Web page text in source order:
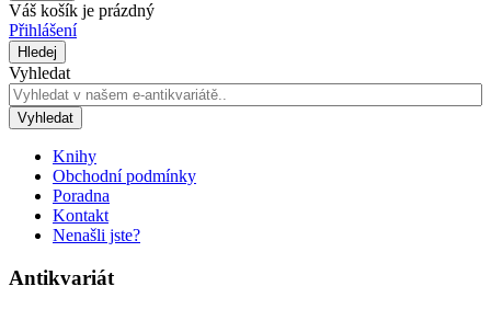
Váš košík je prázdný
Přihlášení
Hledej
Vyhledat
Vyhledat
Knihy
Obchodní podmínky
Poradna
Kontakt
Nenašli jste?
Antikvariát